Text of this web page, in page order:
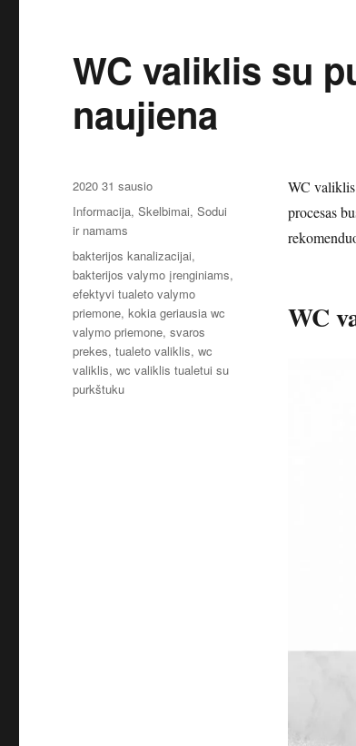
WC valiklis su
naujiena
WC
procesas
WC
Paskelbta
2020 31 sausio
Kategorijos
Informacija,Skelbimai,Sodui
ir namams
Žymos
bakterijos kanalizacijai,
bakterijos valymo įrenginiams,
efektyvi tualeto valymo
priemone,kokia geriausia wc
valymo priemone,svaros
prekes,tualeto valiklis,wc
valiklis,wc valiklis tualetui su
purkštuku